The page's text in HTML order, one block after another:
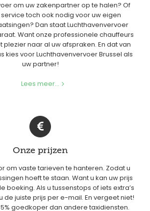
om uw zakenpartner op te halen? Of
toch ook nodig voor uw eigen
Dan staat Luchthavenvervoer
Want onze professionele chauffeurs
plezier naar al uw afspraken. En dat van
kies voor Luchthavenvervoer Brussel als
uw partner!
Lees meer...
Onze prijzen
om vaste tarieven te hanteren. Zodat u
hoeft te staan. Want u kan uw prijs
boeking. Als u tussenstops of iets extra’s
de juiste prijs per e-mail. En vergeet niet!
goedkoper dan andere taxidiensten.